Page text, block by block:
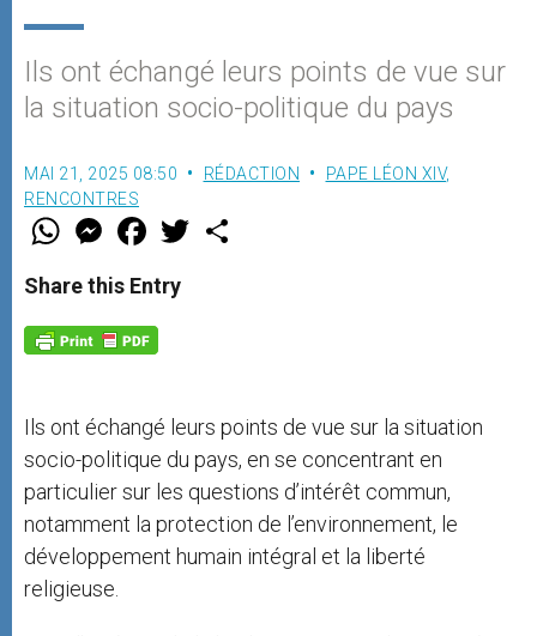
Ils ont échangé leurs points de vue sur
la situation socio-politique du pays
MAI 21, 2025 08:50 RÉDACTION PAPE LÉON XIV,
RENCONTRES
W
t
s
p
p
M
e
s
e
g
e
F
a
e
b
o
k
w
Share this Entry
Ils ont échangé leurs points de vue sur la situation
socio-politique du pays, en se concentrant en
particulier sur les questions d’intérêt commun,
notamment la protection de l’environnement, le
développement humain intégral et la liberté
religieuse.